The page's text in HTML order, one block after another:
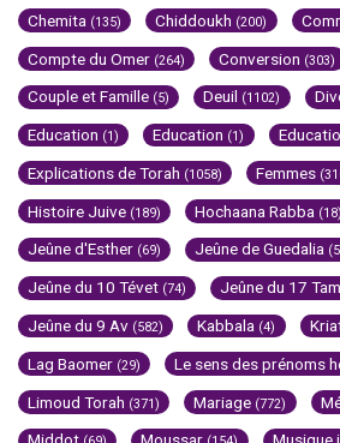
Chemita (135) Chiddoukh (200)
Compte du Omer (264) Conversion (303)
Couple et Famille (5) Deuil (1102)
Education (1) Education (1)
Explications de Torah (1058) Femmes
Histoire Juive (189) Hochaana Rabba (18)
Jeûne d'Esther (69) Jeûne de Guedalia
Jeûne du 10 Tévet (74) Jeûne du 17
Jeûne du 9 Av (582) Kabbala (4)
Lag Baomer (29) Le sens des prénoms
Limoud Torah (371) Mariage (772)